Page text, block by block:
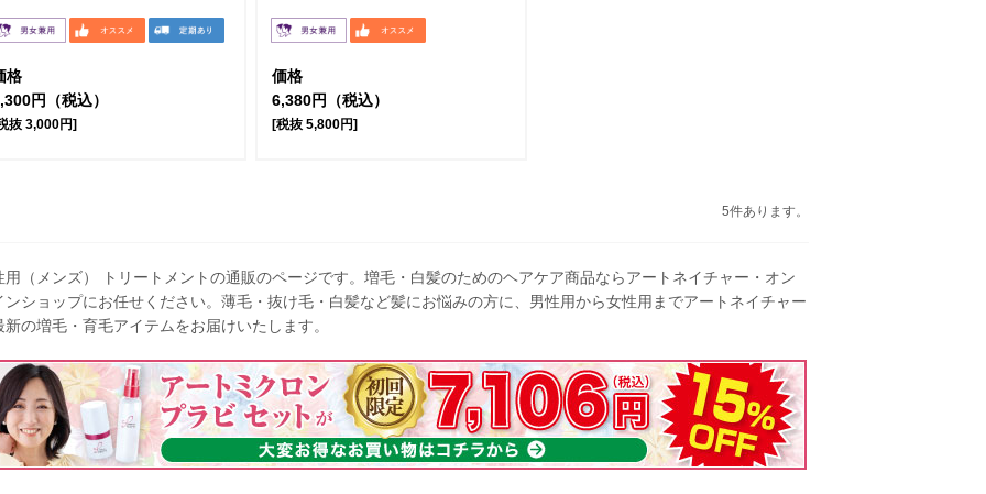
格
円（税込）
抜 3,000円]
価格
6,380円（税込）
[税抜 5,800円]
5件あります。
用（メンズ） トリートメントの通販のページです。増毛・白髪のためのヘアケア商品ならアートネイチャー・オン
ンショップにお任せください。薄毛・抜け毛・白髪など髪にお悩みの方に、男性用から女性用までアートネイチャー
新の増毛・育毛アイテムをお届けいたします。